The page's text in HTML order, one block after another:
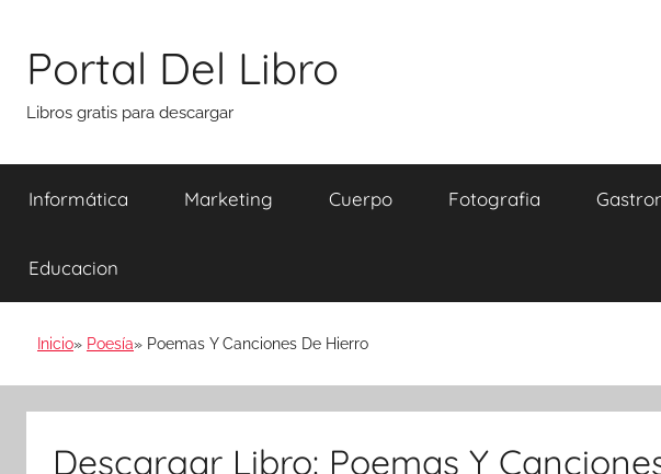
contenido
Portal Del Libro
Libros gratis para descargar
Informática Marketing Cuerpo Fotografia
Educacion
Inicio Poesía Poemas Y Canciones De Hierro
Descargar Libro: Poemas Y